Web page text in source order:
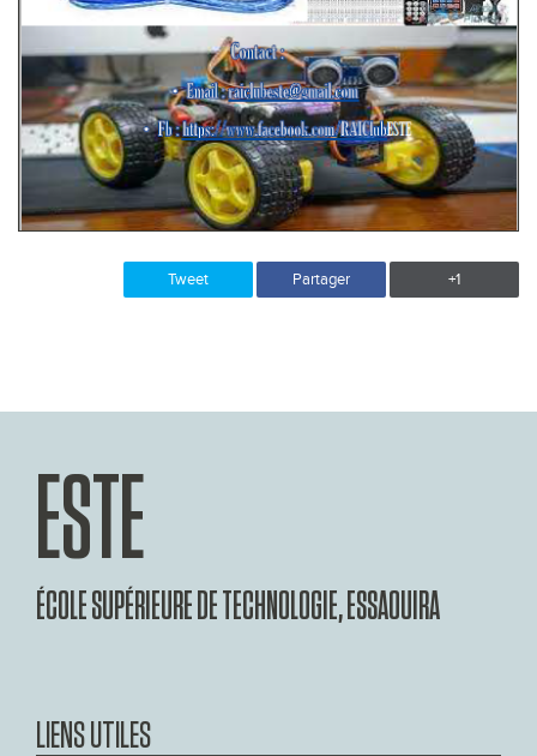
Tweet Partager +1
ESTE
ÉCOLE SUPÉRIEURE DE TECHNOLOGIE, ESSAOUIRA
LIENS UTILES